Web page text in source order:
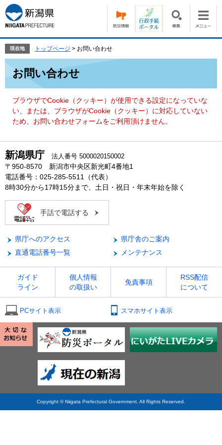
ー
ジ
の
頭
す。
ニ
ュ
ー
飛
て
現在地 トップページ > お問い合わせ
お問い合わせ
ブラウザでCookie（クッキー）が使用できる設定になっていな
い、または、ブラウザがCookie（クッキー）に対応していない
ため、お問い合わせフォームをご利用頂けません。
新潟県庁 法人番号 5000020150002
〒950-8570 新潟市中央区新光町4番地1
電話番号：025-285-5511（代表）
8時30分から17時15分まで、土日・祝日・年末年始を除く
手話で電話する
県庁へのアクセス
県庁舎のご案内
直通電話番号一覧
メンテナンス
ガイド
ライン
個人情報
の取扱い
免責事項
RSS配信
について
PCサイト表示 スマホサイト表示
Copyright © Niigata Prefectural Government. All Rights Reserved.